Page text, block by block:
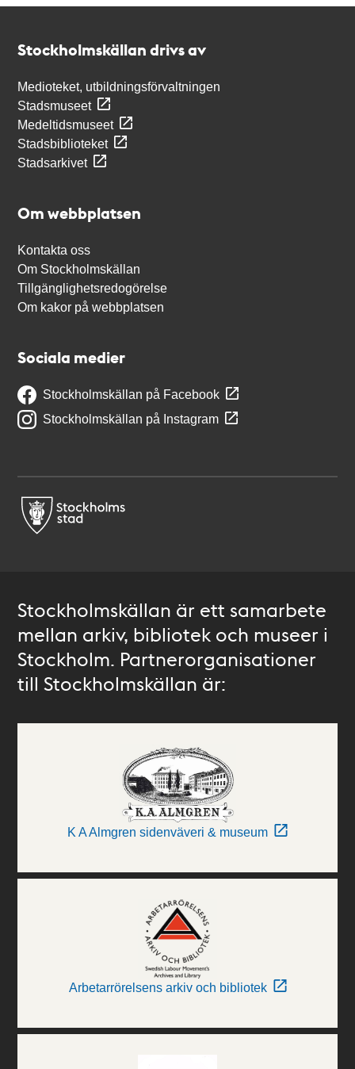
Stockholmskällan drivs av
Medioteket, utbildningsförvaltningen
Stadsmuseet
Medeltidsmuseet
Stadsbiblioteket
Stadsarkivet
Om webbplatsen
Kontakta oss
Om Stockholmskällan
Tillgänglighetsredogörelse
Om kakor på webbplatsen
Sociala medier
Stockholmskällan på Facebook
Stockholmskällan på Instagram
Stockholmskällan är ett samarbete
mellan arkiv, bibliotek och museer i
Stockholm. Partnerorganisationer
till Stockholmskällan är:
K A Almgren sidenväveri & museum
Arbetarrörelsens arkiv och bibliotek